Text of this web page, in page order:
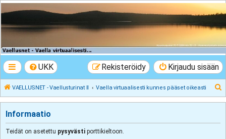
VAELLUSNET -
Vaellusturinat II
UKK Kirjaudu sisään
Rekisteröidy
VAELLUSNET - Vaellusturinat II Vaella virtuaalisesti kunnes pääset oikeasti
Informaatio
Teidät on asetettu pysyvästi porttikieltoon.